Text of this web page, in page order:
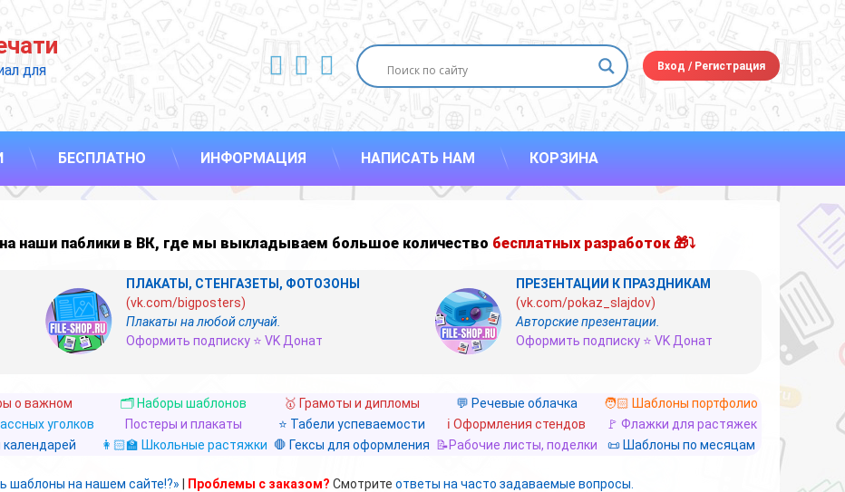
для
ВКонтакте
YouTube
E-mail Вход /Регистрация
БЕСПЛАТНО ИНФОРМАЦИЯ НАПИСАТЬ НАМ КОРЗИНА
наши паблики в ВК, где мы выкладываем большое количество бесплатных разработок 🎁⤵
ПЛАКАТЫ, СТЕНГАЗЕТЫ, ФОТОЗОНЫ
(vk.com/bigposters)
Плакаты на любой случай.
Оформить подписку ⭐ VK Донат
ПРЕЗЕНТАЦИИ К ПРАЗДНИКАМ
(vk.com/pokaz_slajdov)
Авторские презентации.
Оформить подписку ⭐ VK Донат
о важном 🗂️ Наборы шаблонов 🥇 Грамоты и дипломы 💬 Речевые облачка
🧑🏻 Шаблоны портфолио
уголков Постеры и плакаты ⭐ Табели успеваемости ℹ️ Оформления стендов
🚩 Флажки для растяжек
👩🏻‍🏫 Школьные растяжки 🛑 Гексы для оформления 📝Рабочие листы, поделки 📜 Шаблоны по месяцам
шаблоны на нашем сайте!?» Проблемы с заказом? Смотрите ответы на часто задаваемые вопросы.